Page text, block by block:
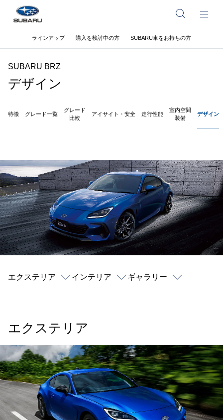
ラインアップ 購入を検討中の方 SUBARU車をお持ちの方
SUBARU BRZ
デザイン
特徴 グレード一覧
グレード
比較
アイサイト・安全 走行性能
室内空間
装備
デザイン
エクステリア インテリア ギャラリー
エクステリア